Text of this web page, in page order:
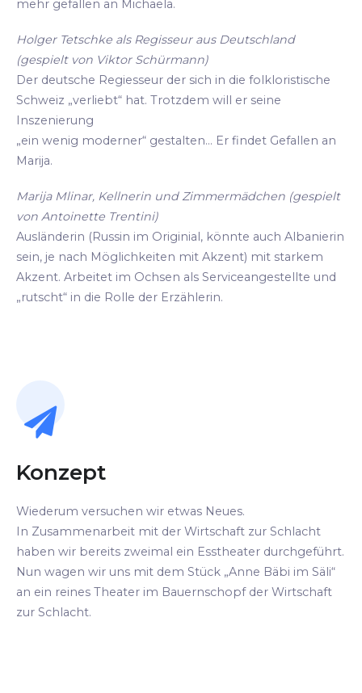
mehr gefallen an Michaela.
Holger Tetschke als Regisseur aus Deutschland
(gespielt von Viktor Schürmann)
Der deutsche Regiesseur der sich in die folkloristische
Schweiz „verliebt“ hat. Trotzdem will er seine
Inszenierung
„ein wenig moderner“ gestalten... Er findet Gefallen an
Marija.
Marija Mlinar, Kellnerin und Zimmermädchen (gespielt
von Antoinette Trentini)
Ausländerin (Russin im Originial, könnte auch Albanierin
sein, je nach Möglichkeiten mit Akzent) mit starkem
Akzent. Arbeitet im Ochsen als Serviceangestellte und
„rutscht“ in die Rolle der Erzählerin.
Konzept
Wiederum versuchen wir etwas Neues.
In Zusammenarbeit mit der Wirtschaft zur Schlacht
haben wir bereits zweimal ein Esstheater durchgeführt.
Nun wagen wir uns mit dem Stück „Anne Bäbi im Säli“
an ein reines Theater im Bauernschopf der Wirtschaft
zur Schlacht.